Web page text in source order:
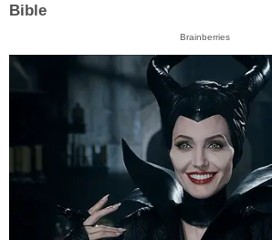
Bible
Brainberries